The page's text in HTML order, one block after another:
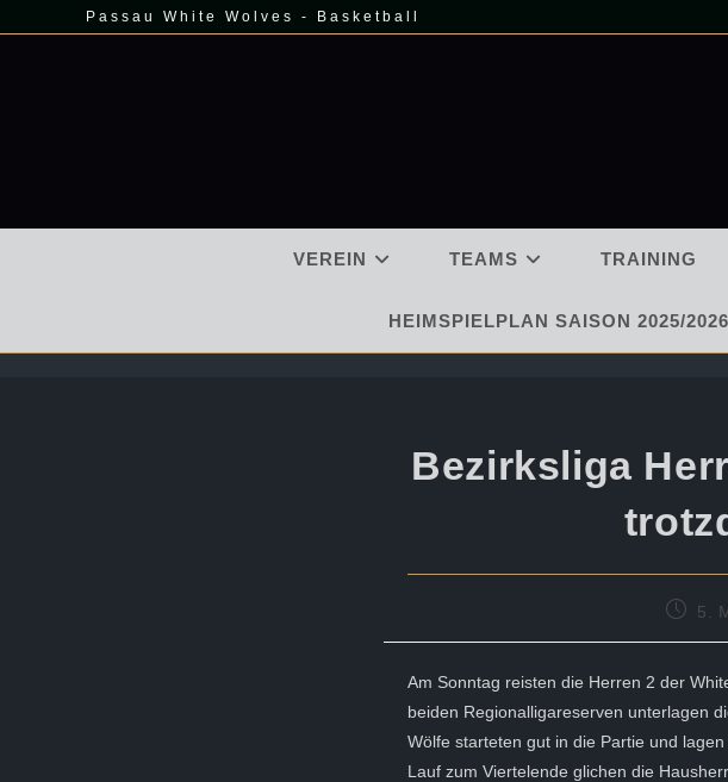
Passau White Wolves - Basketball
VEREIN TEAMS TRAINING
HEIMSPIELPLAN SAISON 2025/2026
Bezirksliga
Beitrag
5.
Am Sonntag reisten die Herren 2 der
beiden Regionalligareserven unterlagen
Wölfe starteten gut in die Partie und
Lauf zum Viertelende glichen die